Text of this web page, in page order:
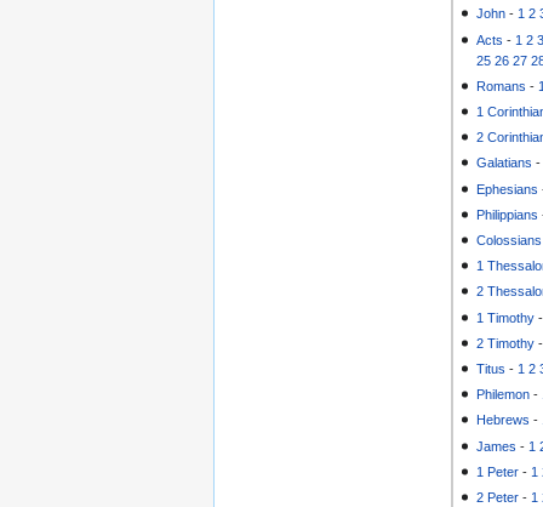
John -1 2
Acts - 1 2
25 26 27
Romans -
1
2
Galatians
Ephesians
Philippians
Colossians
1
2
1 Timothy
2 Timothy
Titus - 1 2
Philemon -
Hebrews -
James - 1
1 Peter - 1
2 Peter - 1